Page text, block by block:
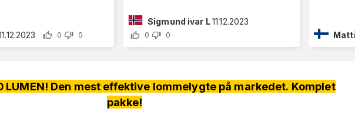
0 0
Sigmund ivar L11.12.2023
0 0
mest effektive lommelygte på markedet. Komplet
pakke!